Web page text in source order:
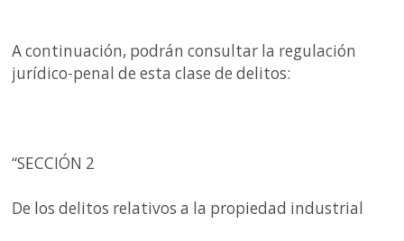
A continuación, podrán consultar la regulación
jurídico-penal de esta clase de delitos:
“SECCIÓN 2
De los delitos relativos a la propiedad industrial